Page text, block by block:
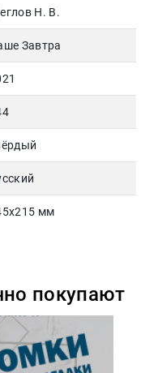
Н. В.
Завтра
мм
покупают